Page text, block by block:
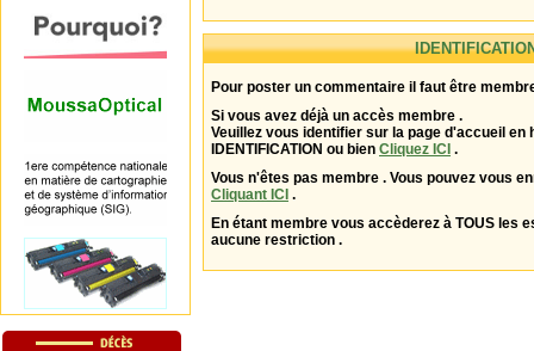
Pour poster un commentaire il faut être
Si vous avez déjà un accès membre .
Veuillez vous identifier sur la page d'accueil en
IDENTIFICATION ou bien Cliquez ICI .
Vous n'êtes pas membre . Vous pouvez vous
Cliquant ICI .
En étant membre vous accèderez à TOUS les
aucune restriction .